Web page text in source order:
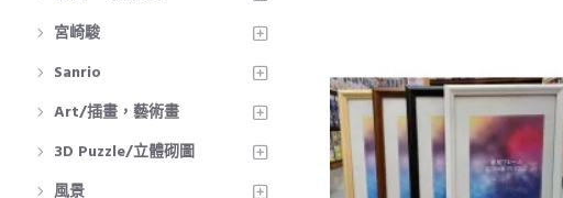
宮崎駿
Sanrio
Art/插畫，藝術畫
3D Puzzle/立體砌圖
風景